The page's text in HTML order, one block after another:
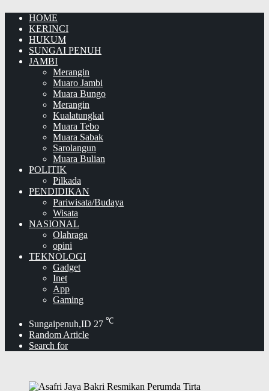
HOME
KERINCI
HUKUM
SUNGAI PENUH
JAMBI
Merangin
Muaro Jambi
Muara Bungo
Merangin
Kualatungkal
Muara Tebo
Muara Sabak
Sarolangun
Muara Bulian
POLITIK
Pilkada
PENDIDIKAN
Pariwisata/Budaya
Wisata
NASIONAL
Olahraga
opini
TEKNOLOGI
Gadget
Inet
App
Gaming
Sungaipenuh,ID 27 ℃
Random Article
Search for